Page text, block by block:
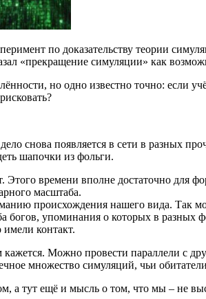
по доказательству теории
«прекращение симуляции» как
но одно известно точно: если
снова появляется в сети в разных
шапочки из фольги.
времени вполне достаточно для
масштаба.
происхождения нашего вида. Так
упоминания о которых в разных
имели контакт.
Можно провести параллели с
множество симуляций, чьи
а тут ещё и мысль о том, что мы – не